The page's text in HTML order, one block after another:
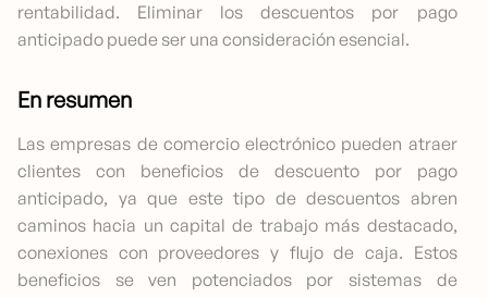
rentabilidad. Eliminar los descuentos por pago
anticipado puede ser una consideración esencial.
En resumen
Las empresas de comercio electrónico pueden atraer
clientes con beneficios de descuento por pago
anticipado, ya que este tipo de descuentos abren
caminos hacia un capital de trabajo más destacado,
conexiones con proveedores y flujo de caja. Estos
beneficios se ven potenciados por sistemas de